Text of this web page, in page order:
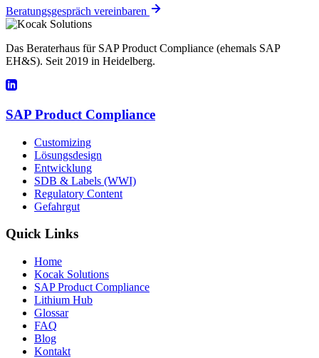
Beratungsgespräch vereinbaren
Das Beraterhaus für SAP Product Compliance (ehemals SAP
EH&S). Seit 2019 in Heidelberg.
SAP Product Compliance
Customizing
Lösungsdesign
Entwicklung
SDB & Labels (WWI)
Regulatory Content
Gefahrgut
Quick Links
Home
Kocak Solutions
SAP Product Compliance
Lithium Hub
Glossar
FAQ
Blog
Kontakt